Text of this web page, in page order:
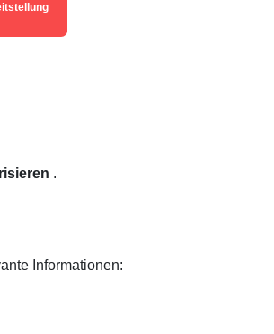
.
Informationen: